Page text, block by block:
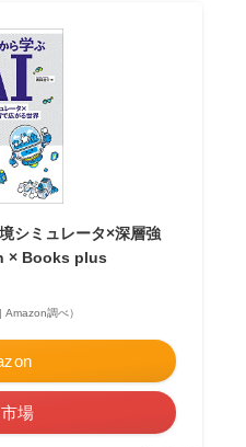
シミュレータ×深層強
× Books plus
調べ）
場